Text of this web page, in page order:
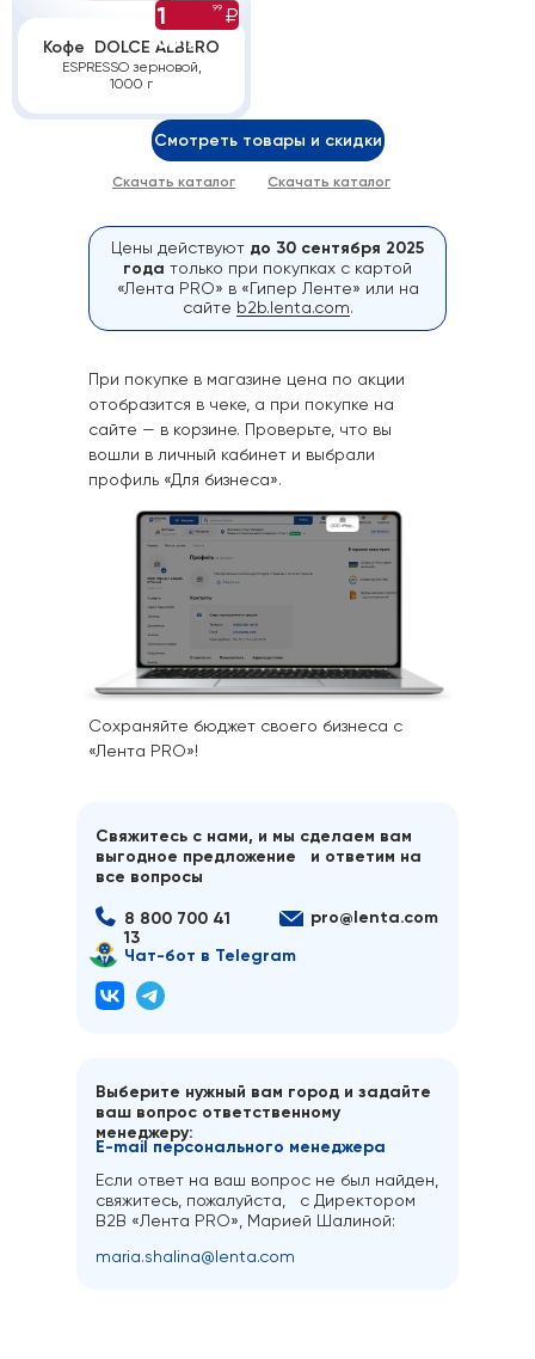
Кофе DOLCE ALBERO
ESPRESSO зерновой,
1000 г
1
699
99 ₽
Скачать каталог
Скачать каталог
Смотреть товары и скидки
Цены действуют до 30 сентября 2025
года только при покупках с картой
«Лента PRO» в «Гипер Ленте» или на
сайте b2b.lenta.com.
При покупке в магазине цена по акции
отобразится в чеке, а при покупке на
сайте — в корзине. Проверьте, что вы
вошли в личный кабинет и выбрали
профиль «Для бизнеса».
Сохраняйте бюджет своего бизнеса с
«Лента PRO»!
Свяжитесь с нами, и мы сделаем вам
выгодное предложение и ответим на
все вопросы
8 800 700 41
13
pro@lenta.com
maria.shalina@lenta.com
E-mail персонального менеджера
Если ответ на ваш вопрос не был найден,
свяжитесь, пожалуйста, с Директором
B2B «Лента PRO», Марией Шалиной:
Выберите нужный вам город и задайте
ваш вопрос ответственному
менеджеру:
Чат-бот в Telegram